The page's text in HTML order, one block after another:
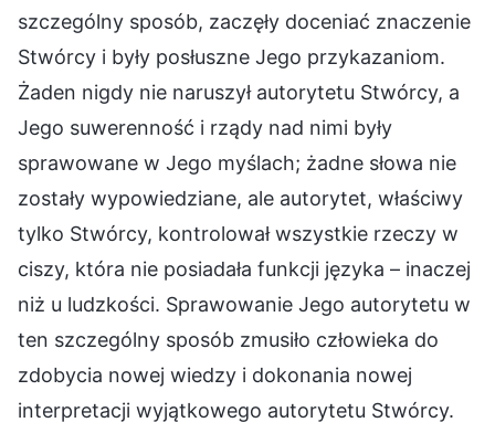
szczególny sposób, zaczęły doceniać znaczenie
Stwórcy i były posłuszne Jego przykazaniom.
Żaden nigdy nie naruszył autorytetu Stwórcy, a
Jego suwerenność i rządy nad nimi były
sprawowane w Jego myślach; żadne słowa nie
zostały wypowiedziane, ale autorytet, właściwy
tylko Stwórcy, kontrolował wszystkie rzeczy w
ciszy, która nie posiadała funkcji języka – inaczej
niż u ludzkości. Sprawowanie Jego autorytetu w
ten szczególny sposób zmusiło człowieka do
zdobycia nowej wiedzy i dokonania nowej
interpretacji wyjątkowego autorytetu Stwórcy.